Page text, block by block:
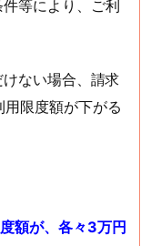
等により、ご利
ない場合、請求
限度額が下がる
額が、各々3万円